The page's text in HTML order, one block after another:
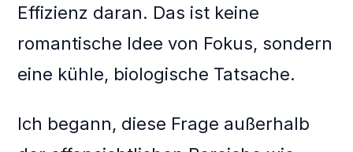
Effizienz daran. Das ist keine
romantische Idee von Fokus, sondern
eine kühle, biologische Tatsache.
Ich begann, diese Frage außerhalb